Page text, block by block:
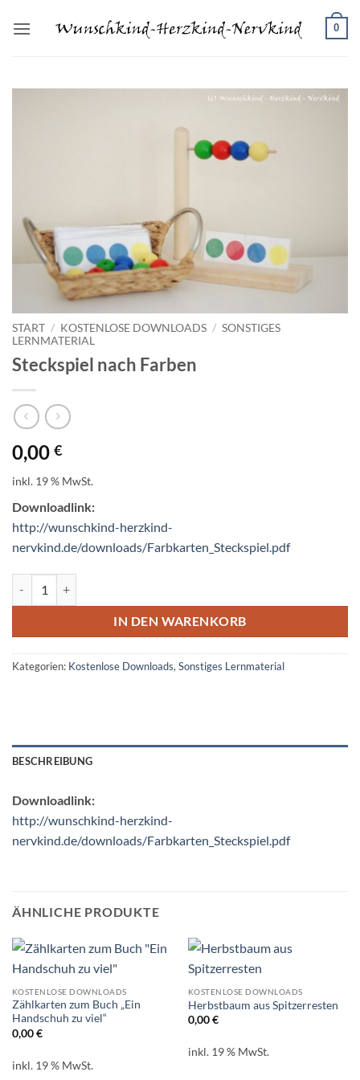
Inhalt
0
START / KOSTENLOSE DOWNLOADS / SONSTIGES
LERNMATERIAL
Steckspiel nach Farben
0,00 €
inkl. 19 % MwSt.
Downloadlink:
http://wunschkind-herzkind-
nervkind.de/downloads/Farbkarten_Steckspiel.pdf
IN DEN WARENKORB
Kategorien: Kostenlose Downloads,Sonstiges Lernmaterial
BESCHREIBUNG
Downloadlink:
http://wunschkind-herzkind-
nervkind.de/downloads/Farbkarten_Steckspiel.pdf
ÄHNLICHE PRODUKTE
KOSTENLOSE DOWNLOADS
Zählkarten zum Buch „Ein
Handschuh zu viel“
0,00€
inkl. 19 % MwSt.
KOSTENLOSE DOWNLOADS
Herbstbaum aus Spitzerresten
0,00€
inkl. 19 % MwSt.